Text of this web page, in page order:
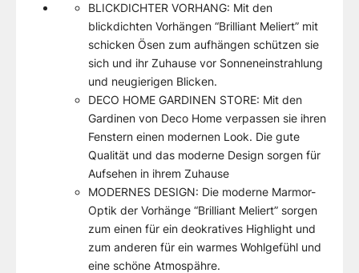
BLICKDICHTER VORHANG: Mit den
blickdichten Vorhängen “Brilliant Meliert” mit
schicken Ösen zum aufhängen schützen sie
sich und ihr Zuhause vor Sonneneinstrahlung
und neugierigen Blicken.
DECO HOME GARDINEN STORE: Mit den
Gardinen von Deco Home verpassen sie ihren
Fenstern einen modernen Look. Die gute
Qualität und das moderne Design sorgen für
Aufsehen in ihrem Zuhause
MODERNES DESIGN: Die moderne Marmor-
Optik der Vorhänge “Brilliant Meliert” sorgen
zum einen für ein deokratives Highlight und
zum anderen für ein warmes Wohlgefühl und
eine schöne Atmospähre.